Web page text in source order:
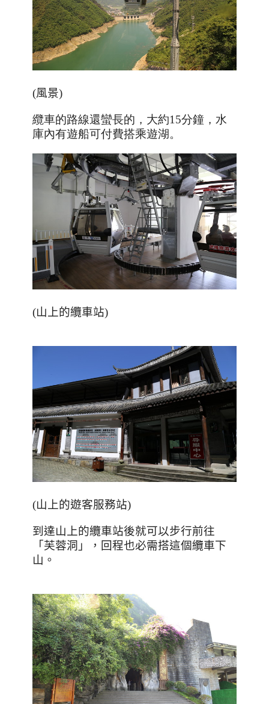
(風景)
纜車的路線還蠻長的，大約15分鐘，水
庫內有遊船可付費搭乘遊湖。
(山上的纜車站)
(山上的遊客服務站)
到達山上的纜車站後就可以步行前往
「芙蓉洞」，回程也必需搭這個纜車下
山。